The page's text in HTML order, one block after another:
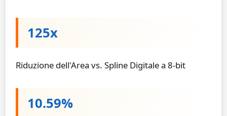
125x
Riduzione dell'Area vs. Spline Digitale a 8-bit
10.59%